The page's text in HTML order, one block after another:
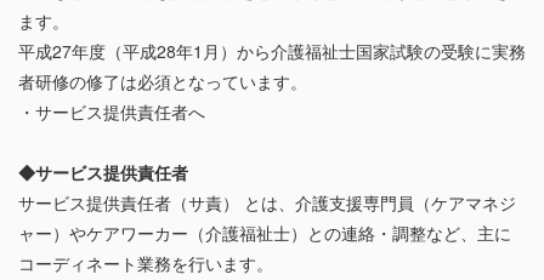
ます。
平成27年度（平成28年1月）から介護福祉士国家試験の受験に実務
者研修の修了は必須となっています。
・サービス提供責任者へ
◆サービス提供責任者
サービス提供責任者（サ責） とは、介護支援専門員（ケアマネジ
ャー）やケアワーカー（介護福祉士）との連絡・調整など、主に
コーディネート業務を行います。